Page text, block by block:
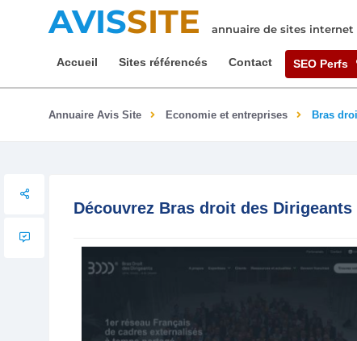
AVISSITE annuaire de sites internet
Accueil Sites référencés Contact SEO Perfs
Annuaire Avis Site Economie et entreprises Bras
Découvrez Bras droit des Dirigeants